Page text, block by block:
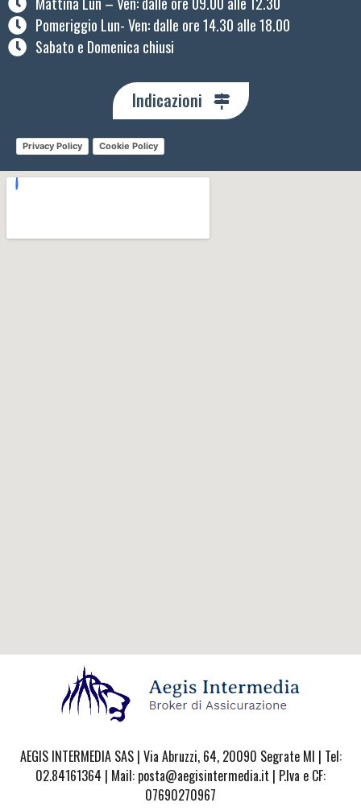
Pomeriggio Lun- Ven: dalle ore 14.30 alle 18.00
Sabato e Domenica chiusi
Indicazioni
Privacy Policy Cookie Policy
AEGIS INTERMEDIA SAS | Via Abruzzi, 64, 20090 Segrate MI | Tel:
02.84161364 | Mail: posta@aegisintermedia.it | P.Iva e CF:
07690270967